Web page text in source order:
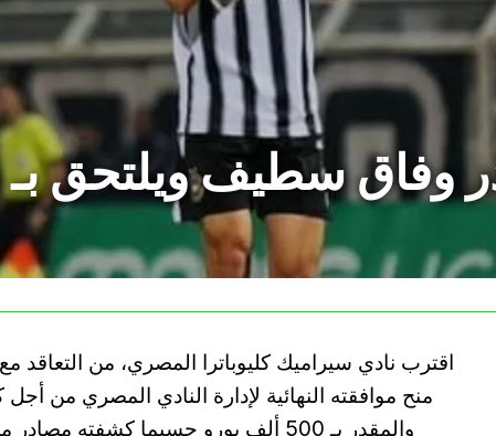
وفاق سطيف ويلتحق بـ
اقترب نادي سيراميك كليوباترا المصري، من
منح موافقته النهائية لإدارة النادي المصري من
والمقدر بـ 500 ألف يورو حسبما